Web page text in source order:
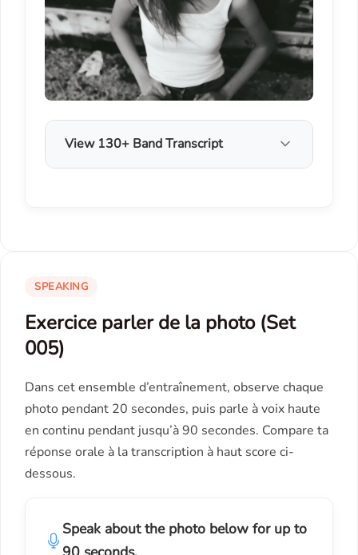
View 130+ Band Transcript
SPEAKING
Exercice parler de la photo (Set
005)
Dans cet ensemble d’entraînement, observe chaque
photo pendant 20 secondes, puis parle à voix haute
en continu pendant jusqu’à 90 secondes. Compare ta
réponse orale à la transcription à haut score ci-
dessous.
Speak about the photo below for up to